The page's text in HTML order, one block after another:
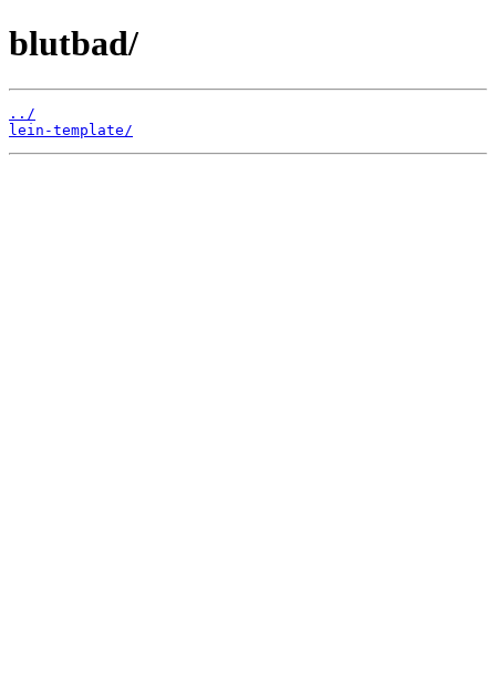
blutbad/
../
lein-template/